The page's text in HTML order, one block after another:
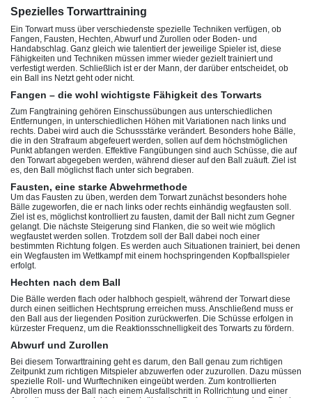
Spezielles Torwarttraining
Ein Torwart muss über verschiedenste spezielle Techniken verfügen, ob
Fangen, Fausten, Hechten, Abwurf und Zurollen oder Boden- und
Handabschlag. Ganz gleich wie talentiert der jeweilige Spieler ist, diese
Fähigkeiten und Techniken müssen immer wieder gezielt trainiert und
verfestigt werden. Schließlich ist er der Mann, der darüber entscheidet, ob
ein Ball ins Netzt geht oder nicht.
Fangen – die wohl wichtigste Fähigkeit des Torwarts
Zum Fangtraining gehören Einschussübungen aus unterschiedlichen
Entfernungen, in unterschiedlichen Höhen mit Variationen nach links und
rechts. Dabei wird auch die Schussstärke verändert. Besonders hohe Bälle,
die in den Strafraum abgefeuert werden, sollen auf dem höchstmöglichen
Punkt abfangen werden. Effektive Fangübungen sind auch Schüsse, die auf
den Torwart abgegeben werden, während dieser auf den Ball zuäuft. Ziel ist
es, den Ball möglichst flach unter sich begraben.
Fausten, eine starke Abwehrmethode
Um das Fausten zu üben, werden dem Torwart zunächst besonders hohe
Bälle zugeworfen, die er nach links oder rechts einhändig wegfausten soll.
Ziel ist es, möglichst kontrolliert zu fausten, damit der Ball nicht zum Gegner
gelangt. Die nächste Steigerung sind Flanken, die so weit wie möglich
wegfaustet werden sollen. Trotzdem soll der Ball dabei noch einer
bestimmten Richtung folgen. Es werden auch Situationen trainiert, bei denen
ein Wegfausten im Wettkampf mit einem hochspringenden Kopfballspieler
erfolgt.
Hechten nach dem Ball
Die Bälle werden flach oder halbhoch gespielt, während der Torwart diese
durch einen seitlichen Hechtsprung erreichen muss. Anschließend muss er
den Ball aus der liegenden Position zurückwerfen. Die Schüsse erfolgen in
kürzester Frequenz, um die Reaktionsschnelligkeit des Torwarts zu fördern.
Abwurf und Zurollen
Bei diesem Torwarttraining geht es darum, den Ball genau zum richtigen
Zeitpunkt zum richtigen Mitspieler abzuwerfen oder zuzurollen. Dazu müssen
spezielle Roll- und Wurftechniken eingeübt werden. Zum kontrollierten
Abrollen muss der Ball nach einem Ausfallschritt in Rollrichtung und einer